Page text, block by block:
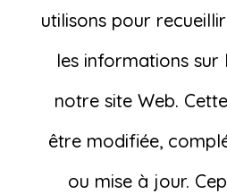
utilisons pour
les informations sur
notre site Web.
être modifiée,
ou mise à jour.